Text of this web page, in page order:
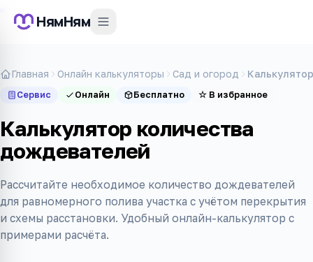
НямНям
Главная Онлайн калькуляторы Сад и огород
Сервис Онлайн Бесплатно ☆ В избранное
Калькулятор количества
дождевателей
Рассчитайте необходимое количество дождевателей
для равномерного полива участка с учётом перекрытия
и схемы расстановки. Удобный онлайн-калькулятор с
примерами расчёта.